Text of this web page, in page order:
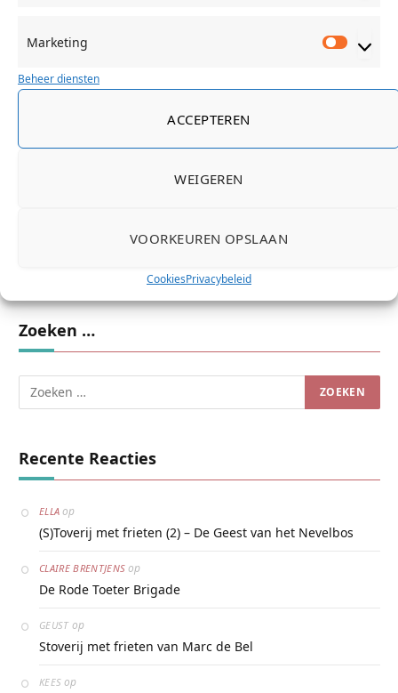
Marketing
Beheer diensten
ACCEPTEREN
WEIGEREN
VOORKEUREN OPSLAAN
CookiesPrivacybeleid
REACTIE
OuderBlogBE
http://t.co/x6FW5tBVMQ#tiswim #decathlon
Reageren
Zoeken …
Recente Reacties
ELLA op
(S)Toverij met frieten (2) – De Geest van het Nevelbos
CLAIRE BRENTJENS op
De Rode Toeter Brigade
GEUST op
Stoverij met frieten van Marc de Bel
KEES op